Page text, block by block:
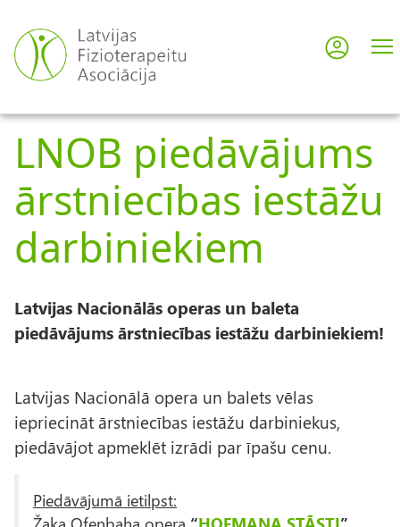
uz
galveno
saturu
User
LNOB piedāvājums
ārstniecības iestāžu
darbiniekiem
Latvijas Nacionālās operas un baleta
piedāvājums ārstniecības iestāžu darbiniekiem!
Latvijas Nacionālā opera un balets vēlas
iepriecināt ārstniecības iestāžu darbiniekus,
piedāvājot apmeklēt izrādi par īpašu cenu.
Piedāvājumā ietilpst: